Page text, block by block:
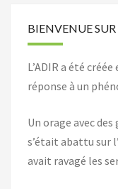
BIENVENUE
L’ADIR a été
réponse à un
Un orage avec
s’était abattu sur
avait ravagé les